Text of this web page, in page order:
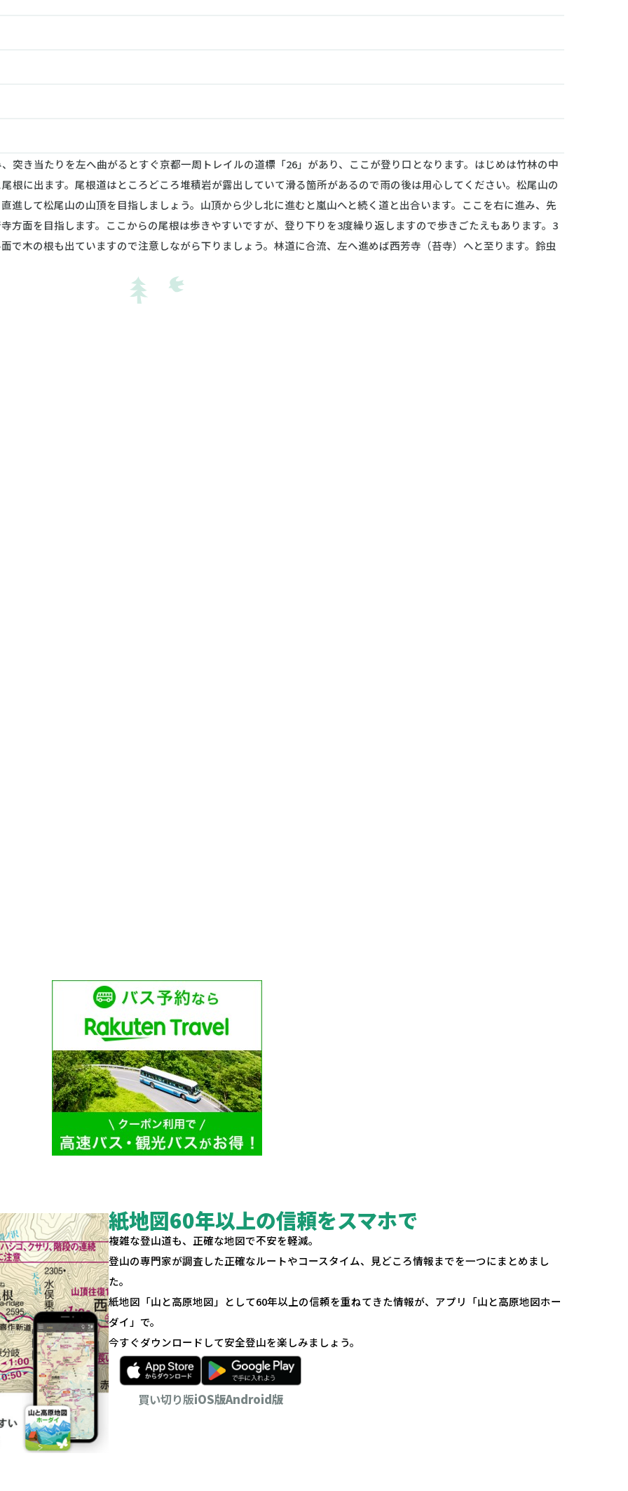
き当たりを左へ曲がるとすぐ京都一周トレイルの道標「26」があり、ここが登り口となります。はじめは竹林の中
根に出ます。尾根道はところどころ堆積岩が露出していて滑る箇所があるので雨の後は用心してください。松尾山の
進して松尾山の山頂を目指しましょう。山頂から少し北に進むと嵐山へと続く道と出合います。ここを右に進み、先
方面を目指します。ここからの尾根は歩きやすいですが、登り下りを3度繰り返しますので歩きごたえもあります。3
で木の根も出ていますので注意しながら下りましょう。林道に合流、左へ進めば西芳寺（苔寺）へと至ります。鈴虫
紙地図60年以上の信頼をスマホで
複雑な登山道も、正確な地図で不安を軽減。
登山の専門家が調査した正確なルートやコースタイム、見どころ情報までを一つにまとめまし
た。
紙地図「山と高原地図」として60年以上の信頼を重ねてきた情報が、アプリ「山と高原地図ホー
ダイ」で。
今すぐダウンロードして安全登山を楽しみましょう。
買い切り版iOS版Android版